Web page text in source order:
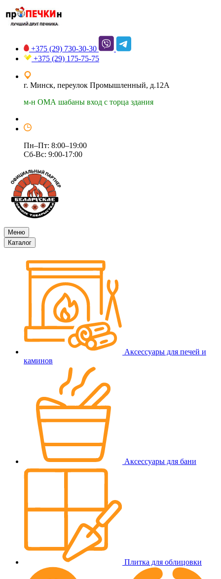
+375 (29) 730-30-30
+375 (29) 175-75-75
г. Минск, переулок Промышленный, д.12А
м-н ОМА шабаны вход с торца здания
Пн–Пт: 8:00–19:00
Сб-Вс: 9:00-17:00
Меню
Каталог
Аксессуары для печей и
каминов
Аксессуары для бани
Плитка для облицовки